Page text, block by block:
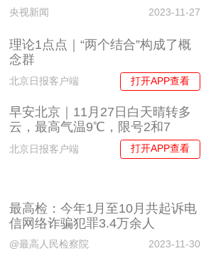
央视新闻 2023-11-27
理论1点点｜“两个结合”构成了概
念群
北京日报客户端 打开APP查看
早安北京｜11月27日白天晴转多
云，最高气温9℃，限号2和7
北京日报客户端 打开APP查看
最高检：今年1月至10月共起诉电
信网络诈骗犯罪3.4万余人
@最高人民检察院 2023-11-30